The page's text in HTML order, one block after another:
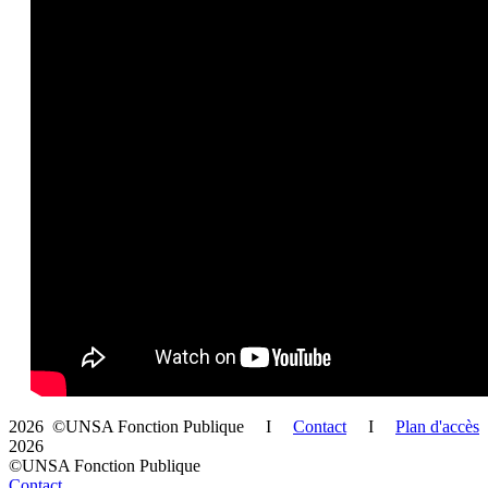
2026 ©UNSA Fonction Publique I Contact I Plan d'accès
2026
©UNSA Fonction Publique